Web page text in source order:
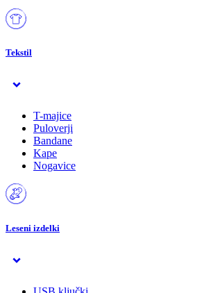
Tekstil
T-majice
Puloverji
Bandane
Kape
Nogavice
Leseni izdelki